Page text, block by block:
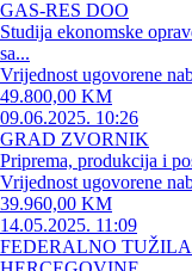
GAS-RES DOO
Studija ekonomske
sa...
Vrijednost ugovorene
49.800,00 KM
09.06.2025. 10:26
GRAD ZVORNIK
Priprema, produkcija i
Vrijednost ugovorene
39.960,00 KM
14.05.2025. 11:09
FEDERALNO